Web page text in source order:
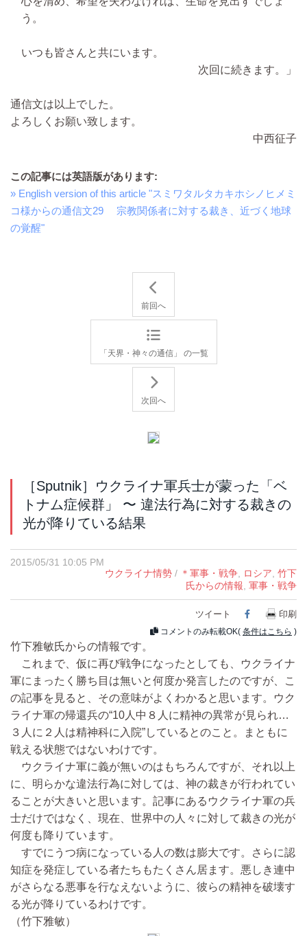
う。
いつも皆さんと共にいます。
次回に続きます。」
通信文は以上でした。
よろしくお願い致します。
中西征子
この記事には英語版があります:
» English version of this article "スミワタルタカキホシノヒメミ
コ様からの通信文29 宗教関係者に対する裁き、近づく地球
の覚醒"
前回へ
「天界・神々の通信」 の一覧
次回へ
［Sputnik］ウクライナ軍兵士が蒙った「ベ
トナム症候群」 〜 違法行為に対する裁きの
光が降りている結果
2015/05/31 10:05 PM
ウクライナ情勢 / ＊軍事・戦争 ロシア 竹下
氏からの情報 軍事・戦争
ツイート Facebook
印刷
コメントのみ転載OK( 条件はこちら )
竹下雅敏氏からの情報です。
これまで、仮に再び戦争になったとしても、ウクライナ
軍にまったく勝ち目は無いと何度か発言したのですが、こ
の記事を見ると、その意味がよくわかると思います。ウク
ライナ軍の帰還兵の“10人中８人に精神の異常が見られ…
３人に２人は精神科に入院”しているとのこと。まともに
戦える状態ではないわけです。
ウクライナ軍に義が無いのはもちろんですが、それ以上
に、明らかな違法行為に対しては、神の裁きが行われてい
ることが大きいと思います。記事にあるウクライナ軍の兵
士だけではなく、現在、世界中の人々に対して裁きの光が
何度も降りています。
すでにうつ病になっている人の数は膨大です。さらに認
知症を発症している者たちもたくさん居ます。悪しき連中
がさらなる悪事を行なえないように、彼らの精神を破壊す
る光が降りているわけです。
（竹下雅敏）